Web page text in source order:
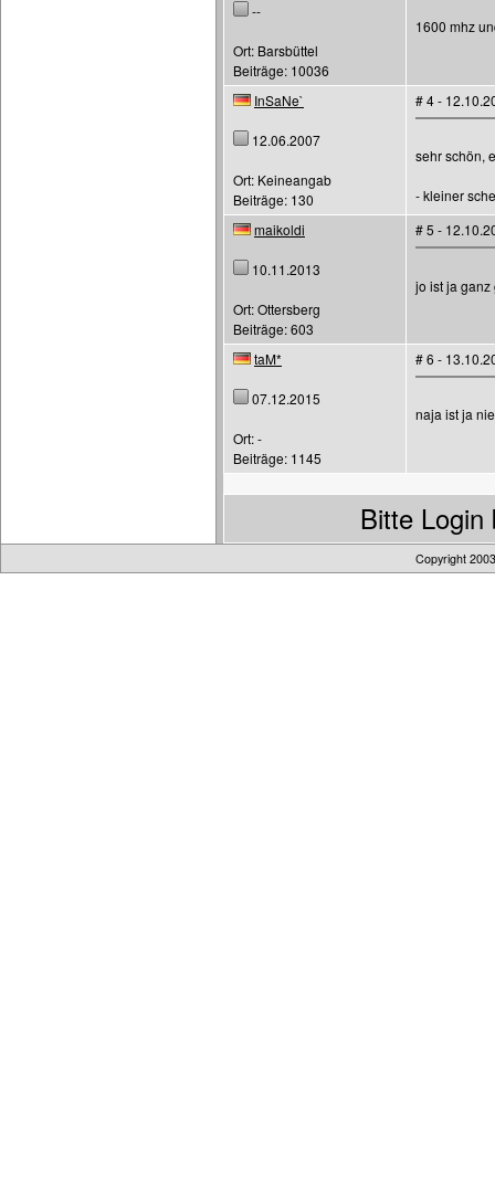
--
Ort: Barsbüttel
Beiträge: 10036
1600 mhz
InSaNe`
12.06.2007
Ort: Keineangab
Beiträge: 130
# 4 -
sehr schön,
- kleiner
maikoldi
10.11.2013
Ort: Ottersberg
Beiträge: 603
# 5 -
jo ist ja
taM*
07.12.2015
Ort: -
Beiträge: 1145
# 6 -
naja ist ja
Bitte Login
Copyright